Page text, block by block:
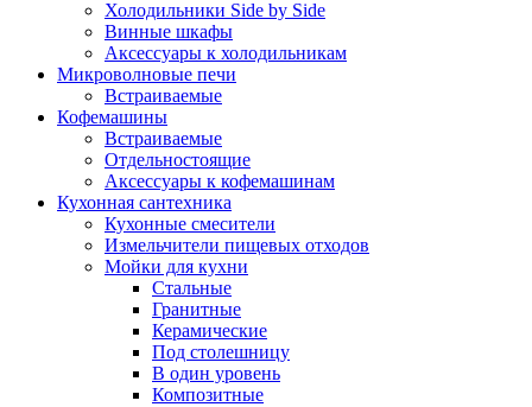
Холодильники Side by Side
Винные шкафы
Аксессуары к холодильникам
Микроволновые печи
Встраиваемые
Кофемашины
Встраиваемые
Отдельностоящие
Аксессуары к кофемашинам
Кухонная сантехника
Кухонные смесители
Измельчители пищевых отходов
Мойки для кухни
Стальные
Гранитные
Керамические
Под столешницу
В один уровень
Композитные